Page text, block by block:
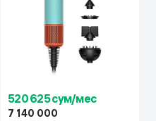
520 625 сум/мес
7 140 000